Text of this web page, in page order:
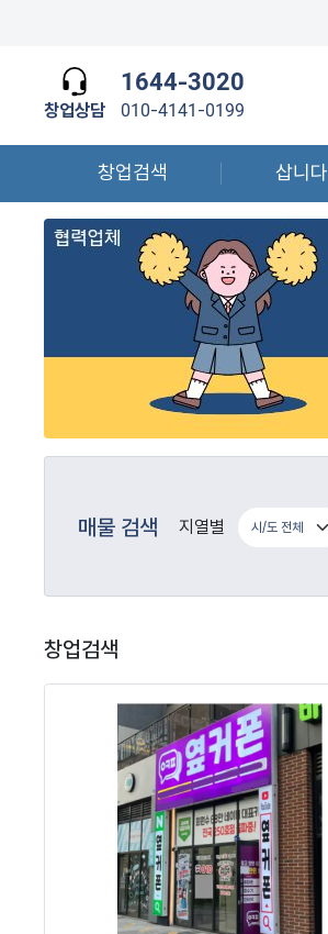
창업상담
1644-3020
010-4141-0199
창업검색 삽니다
매물 검색 지열별
창업검색